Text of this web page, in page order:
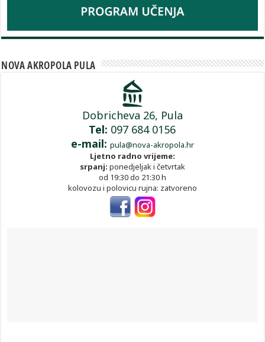
NOVA AKROPOLA PULA
Dobricheva 26, Pula
Tel: 097 684 0156
e-mail: pula@nova-akropola.hr
Ljetno radno vrijeme:
srpanj: ponedjeljak i četvrtak
od 19:30 do 21:30 h
kolovozu i polovicu rujna: zatvoreno